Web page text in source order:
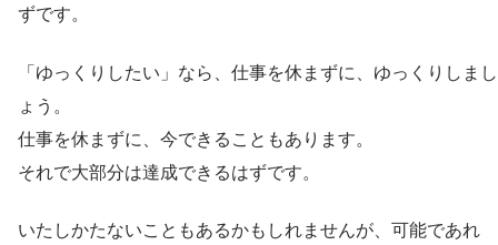
ずです。
「ゆっくりしたい」なら、仕事を休まずに、ゆっくりしまし
ょう。
仕事を休まずに、今できることもあります。
それで大部分は達成できるはずです。
いたしかたないこともあるかもしれませんが、可能であれ